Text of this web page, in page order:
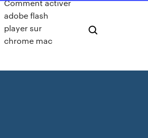
Comment activer
adobe flash
player sur
chrome mac